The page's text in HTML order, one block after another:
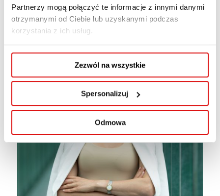
Partnerzy mogą połączyć te informacje z innymi danymi
otrzymanymi od Ciebie lub uzyskanymi podczas
korzystania z ich usług.
Zezwól na wszystkie
Spersonalizuj
Odmowa
mgr Andrzej Dec